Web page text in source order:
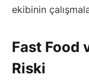
ekibinin
Fast Food
Riski